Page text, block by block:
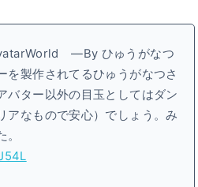
―By ひゅうがなつ
を製作されてるひゅうがなつさ
バター以外の目玉としてはダン
アなもので安心）でしょう。み